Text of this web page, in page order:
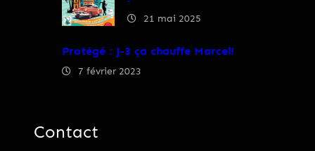
21 mai 2025
Protégé : J-3 ça chauffe Marcel!
7 février 2023
Contact